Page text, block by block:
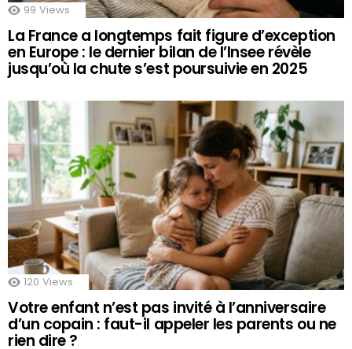
99 Views
La France a longtemps fait figure d’exception
en Europe : le dernier bilan de l’Insee révèle
jusqu’où la chute s’est poursuivie en 2025
120 Views
Votre enfant n’est pas invité à l’anniversaire
d’un copain : faut-il appeler les parents ou ne
rien dire ?